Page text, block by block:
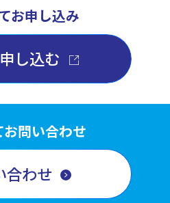
お申し込み
し込む
お問い合わせ
合わせ